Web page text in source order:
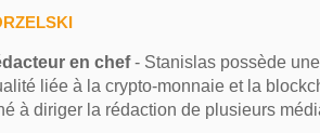
en chef- Stanislas possède
liée à la crypto-monnaie et la
à diriger la rédaction de plusieurs